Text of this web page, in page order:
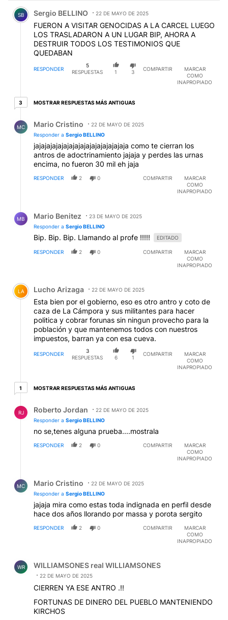
Comentario de Sergio BELLINO.
SB Sergio BELLINO 22 DE MAYO DE 2025
FUERON A VISITAR GENOCIDAS A LA CARCEL LUEGO
LOS TRASLADARON A UN LUGAR BIP, AHORA A
DESTRUIR TODOS LOS TESTIMONIOS QUE
QUEDABAN
RESPONDER
5
RESPUESTAS
1 3
COMPARTIR
MARCAR
COMO
INAPROPIADO
33 respuestas más antiguas
MOSTRAR RESPUESTAS MÁS ANTIGUAS
MC Mario Cristino
22 DE MAYO DE 2025
Responder a Sergio BELLINO
jajajajajajajajajajajajajajajajaja como te cierran los
antros de adoctrinamiento jajaja y perdes las urnas
encima, no fueron 30 mil eh jaja
RESPONDER 2 0 COMPARTIR
MARCAR
COMO
INAPROPIADO
MB Mario Benitez
23 DE MAYO DE 2025
Responder a Sergio BELLINO
Bip. Bip. Bip. Llamando al profe !!!!! EDITADO
RESPONDER 2 0 COMPARTIR
MARCAR
COMO
INAPROPIADO
Comentario de Lucho Arizaga.
LA Lucho Arizaga 22 DE MAYO DE 2025
Esta bien por el gobierno, eso es otro antro y coto de
caza de La Cámpora y sus militantes para hacer
politica y cobrar forunas sin ningun provecho para la
población y que mantenemos todos con nuestros
impuestos, barran ya con esa cueva.
RESPONDER
3
RESPUESTAS
6 1
COMPARTIR
MARCAR
COMO
INAPROPIADO
11 respuesta más antiguas
MOSTRAR RESPUESTAS MÁS ANTIGUAS
RJ Roberto Jordan
22 DE MAYO DE 2025
Responder a Sergio BELLINO
no se,tenes alguna prueba....mostrala
RESPONDER 2 0 COMPARTIR
MARCAR
COMO
INAPROPIADO
MC Mario Cristino
22 DE MAYO DE 2025
Responder a Sergio BELLINO
jajaja mira como estas toda indignada en perfil desde
hace dos años llorando por massa y porota sergito
RESPONDER 2 0 COMPARTIR
MARCAR
COMO
INAPROPIADO
WR WILLIAMSONES real WILLIAMSONES
22 DE MAYO DE 2025
CIERREN YA ESE ANTRO .!!
FORTUNAS DE DINERO DEL PUEBLO MANTENIENDO
KIRCHOS